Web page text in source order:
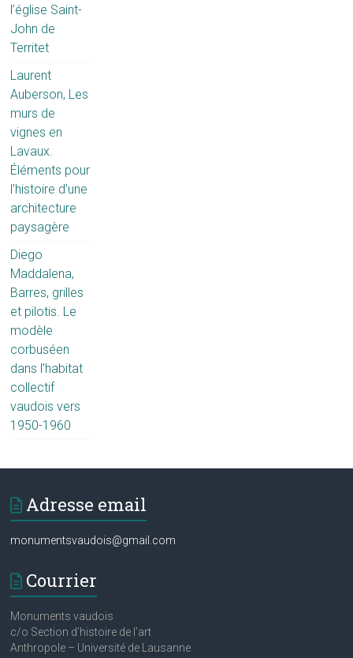
l’église Saint-
John de
Territet
Laurent
Auberson, Les
murs de
vignes en
Lavaux.
Éléments pour
l’histoire d’une
architecture
paysagère
Diego
Maddalena,
Barres, grilles
et pilotis. Le
modèle
corbuséen
dans l’habitat
collectif
vaudois vers
1950-1960
Adresse email
monumentsvaudois@gmail.com
Courrier
Monuments vaudois
c/o Section d’histoire de l’art
Anthropole – Université de Lausanne